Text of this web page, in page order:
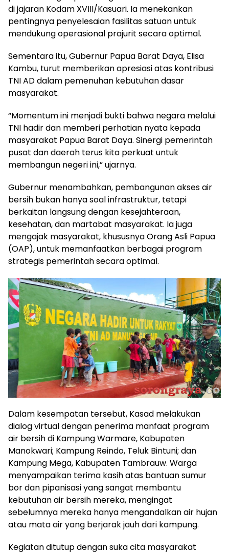
di jajaran Kodam XVIII/Kasuari. Ia menekankan
pentingnya penyelesaian fasilitas satuan untuk
mendukung operasional prajurit secara optimal.
Sementara itu, Gubernur Papua Barat Daya, Elisa
Kambu, turut memberikan apresiasi atas kontribusi
TNI AD dalam pemenuhan kebutuhan dasar
masyarakat.
“Momentum ini menjadi bukti bahwa negara melalui
TNI hadir dan memberi perhatian nyata kepada
masyarakat Papua Barat Daya. Sinergi pemerintah
pusat dan daerah terus kita perkuat untuk
membangun negeri ini,” ujarnya.
Gubernur menambahkan, pembangunan akses air
bersih bukan hanya soal infrastruktur, tetapi
berkaitan langsung dengan kesejahteraan,
kesehatan, dan martabat masyarakat. Ia juga
mengajak masyarakat, khususnya Orang Asli Papua
(OAP), untuk memanfaatkan berbagai program
strategis pemerintah secara optimal.
Dalam kesempatan tersebut, Kasad melakukan
dialog virtual dengan penerima manfaat program
air bersih di Kampung Warmare, Kabupaten
Manokwari; Kampung Reindo, Teluk Bintuni; dan
Kampung Mega, Kabupaten Tambrauw. Warga
menyampaikan terima kasih atas bantuan sumur
bor dan pipanisasi yang sangat membantu
kebutuhan air bersih mereka, mengingat
sebelumnya mereka hanya mengandalkan air hujan
atau mata air yang berjarak jauh dari kampung.
Kegiatan ditutup dengan suka cita masyarakat